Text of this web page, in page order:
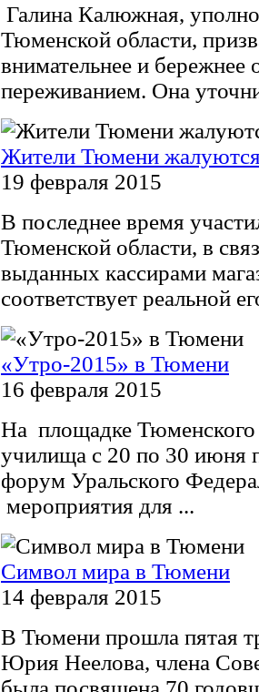
Галина Калюжная,
Тюменской области,
внимательнее и бережнее
переживанием. Она
Жители Тюмени
19 февраля 2015
В последнее время
Тюменской области, в
выданных кассирами
соответствует реальной
«Утро-2015» в Тюмени
16 февраля 2015
На площадке Тюменского
училища с 20 по 30 июня
форум Уральского
мероприятия для ...
Символ мира в Тюмени
14 февраля 2015
В Тюмени прошла пятая
Юрия Неелова, члена